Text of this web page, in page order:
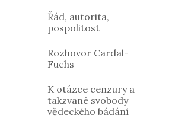
Řád, autorita,
pospolitost
Rozhovor Cardal-
Fuchs
K otázce cenzury a
takzvané svobody
vědeckého bádání